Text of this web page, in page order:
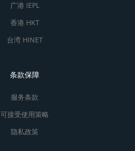
广港 IEPL
香港 HKT
台湾 HINET
条款保障
服务条款
可接受使用策略
隐私政策